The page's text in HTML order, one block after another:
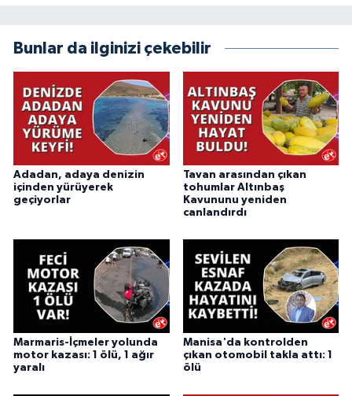
Bunlar da ilginizi çekebilir
Adadan, adaya denizin
içinden yürüyerek
geçiyorlar
Tavan arasından çıkan
tohumlar Altınbaş
Kavununu yeniden
canlandırdı
Marmaris-İçmeler yolunda
motor kazası: 1 ölü, 1 ağır
yaralı
Manisa'da kontrolden
çıkan otomobil takla attı: 1
ölü